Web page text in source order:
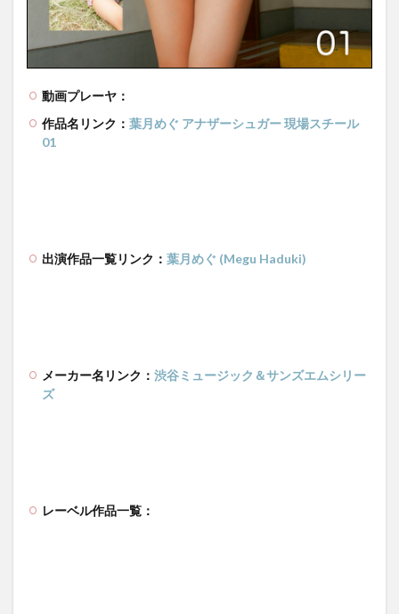
動画プレーヤ：
作品名リンク： 葉月めぐ アナザーシュガー 現場スチール
01
出演作品一覧リンク： 葉月めぐ (Megu Haduki)
メーカー名リンク： 渋谷ミュージック＆サンズエムシリー
ズ
レーベル作品一覧：